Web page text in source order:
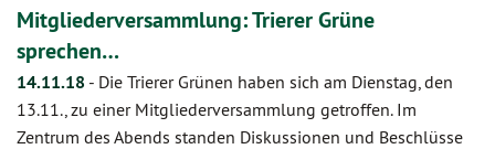
Mitgliederversammlung: Trierer Grüne
sprechen…
14.11.18 - Die Trierer Grünen haben sich am Dienstag, den
13.11., zu einer Mitgliederversammlung getroffen. Im
Zentrum des Abends standen Diskussionen und Beschlüsse